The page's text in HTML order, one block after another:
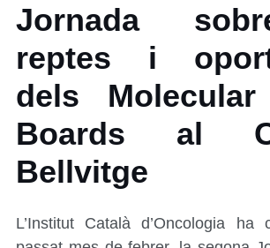
Jornada
reptes i
dels Molecular
Boards al
Bellvitge
L’Institut Català d’Oncologia ha